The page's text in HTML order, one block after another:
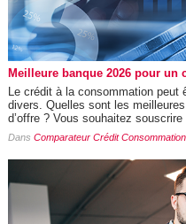
Meilleure banque 2026 pour un
Le crédit à la consommation peut
divers. Quelles sont les
d’offre ? Vous souhaitez
Dans Comparateur Crédit